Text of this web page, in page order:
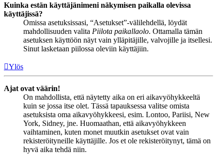
Kuinka estän käyttäjänimeni näkymisen paikalla olevissa
käyttäjissä?
Omissa asetuksissasi, “Asetukset”-välilehdellä, löydät
mahdollisuuden valita Piilota paikallaolo. Ottamalla tämän
asetuksen käyttöön näyt vain ylläpitäjille, valvojille ja itsellesi.
Sinut lasketaan piilossa oleviin käyttäjiin.
Ylös
Ajat ovat väärin!
On mahdollista, että näytetty aika on eri aikavyöhykkeeltä
kuin se jossa itse olet. Tässä tapauksessa valitse omista
asetuksista oma aikavyöhykkeesi, esim. Lontoo, Pariisi, New
York, Sidney, jne. Huomaathan, että aikavyöhykkeen
vaihtaminen, kuten monet muutkin asetukset ovat vain
rekisteröityneille käyttäjille. Jos et ole rekisteröitynyt, tämä on
hyvä aika tehdä niin.